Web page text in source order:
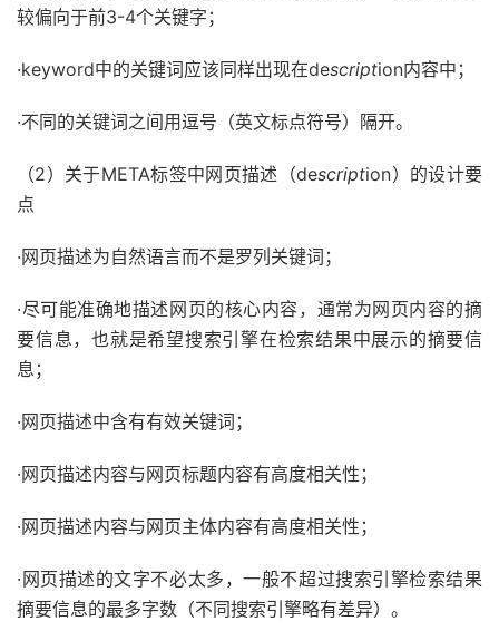
较偏向于前3-4个关键字；
·keyword中的关键词应该同样出现在description内容中；
·不同的关键词之间用逗号（英文标点符号）隔开。
（2）关于META标签中网页描述（description）的设计要
点
·网页描述为自然语言而不是罗列关键词；
·尽可能准确地描述网页的核心内容，通常为网页内容的摘
要信息，也就是希望搜索引擎在检索结果中展示的摘要信
息；
·网页描述中含有有效关键词；
·网页描述内容与网页标题内容有高度相关性；
·网页描述内容与网页主体内容有高度相关性；
·网页描述的文字不必太多，一般不超过搜索引擎检索结果
摘要信息的最多字数（不同搜索引擎略有差异）。